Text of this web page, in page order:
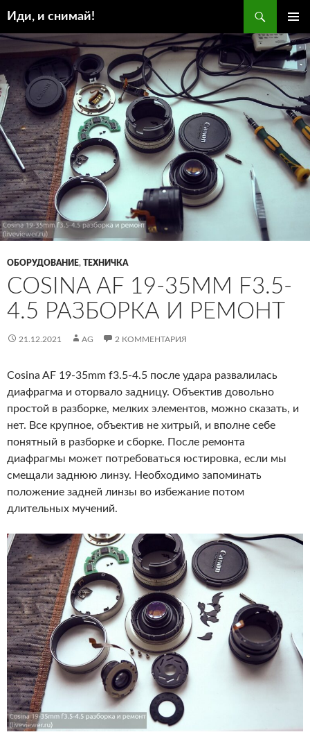
Иди, и снимай!
МЕНЮ
СОДЕРЖИМОМУ
ОБОРУДОВАНИЕ, ТЕХНИЧКА
COSINA AF 19-35MM F3.5-
4.5 РАЗБОРКА И РЕМОНТ
21.12.2021 AG 2 КОММЕНТАРИЯ
Cosina AF 19-35mm f3.5-4.5 после удара развалилась
диафрагма и оторвало задницу. Объектив довольно
простой в разборке, мелких элементов, можно сказать, и
нет. Все крупное, объектив не хитрый, и вполне себе
понятный в разборке и сборке. После ремонта
диафрагмы может потребоваться юстировка, если мы
смещали заднюю линзу. Необходимо запоминать
положение задней линзы во избежание потом
длительных мучений.